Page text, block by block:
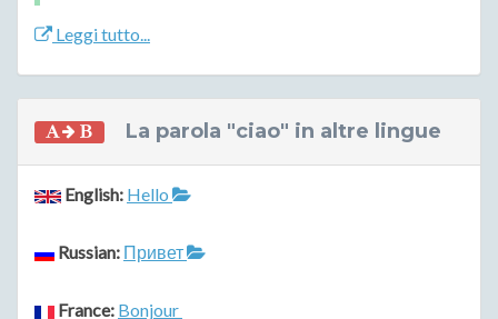
Leggi tutto...
La parola "ciao" in altre lingue
English: Hello
Russian: Привет
France: Bonjour